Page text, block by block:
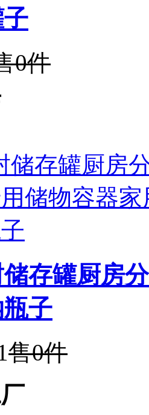
0件
存罐厨房
子
售0件